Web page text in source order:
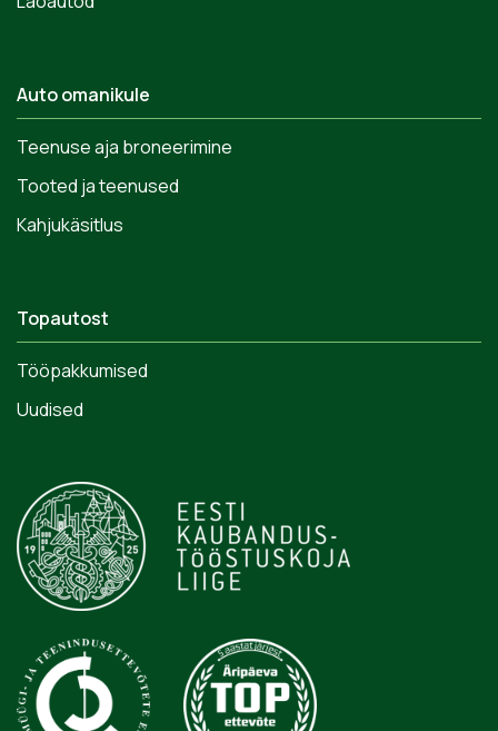
Auto omanikule
Teenuse aja broneerimine
Tooted ja teenused
Kahjukäsitlus
Topautost
Tööpakkumised
Uudised